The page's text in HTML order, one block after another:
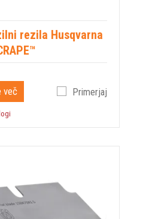
rezila Husqvarna
več Primerjaj